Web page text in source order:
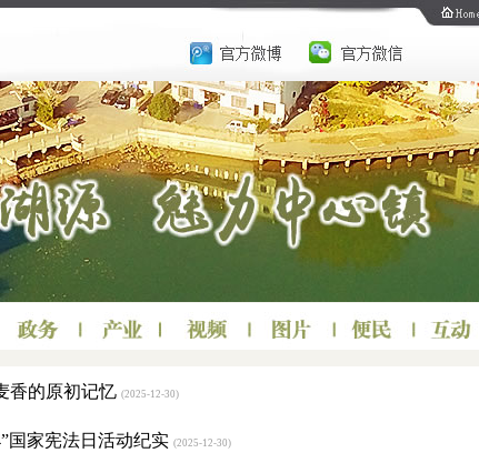
香的原初记忆 (2025-12-30)
国家宪法日活动纪实 (2025-12-30)